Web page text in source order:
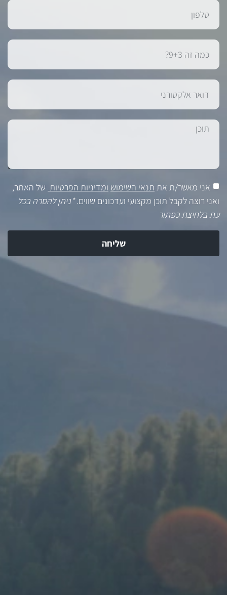
אני מאשר/ת את תנאי השימוש ומדיניות הפרטיות של האתר,
ואני רוצה לקבל תוכן מקצועי ועדכונים שווים.*ניתן להסרה בכל
עת בלחיצת כפתור
שליחה